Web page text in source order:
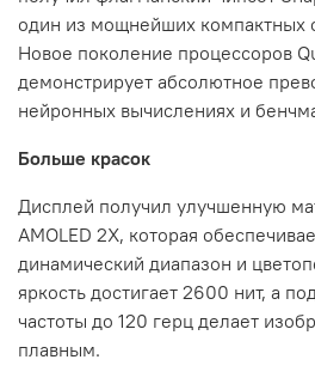
один из мощнейших компактных
Новое поколение процессоров
демонстрирует абсолютное
нейронных вычислениях и
Больше красок
Дисплей получил улучшенную
AMOLED 2X, которая
динамический диапазон и
яркость достигает 2600 нит, а
частоты до 120 герц делает
плавным.